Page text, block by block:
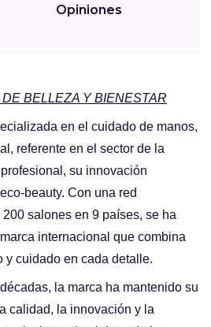
Opiniones
BELLEZA Y BIENESTAR
en el cuidado de manos,
referente en el sector de la
su innovación
beauty. Con una red
200 salones en 9 países, se ha
internacional que combina
y cuidado en cada detalle.
, la marca ha mantenido su
calidad, la innovación y la